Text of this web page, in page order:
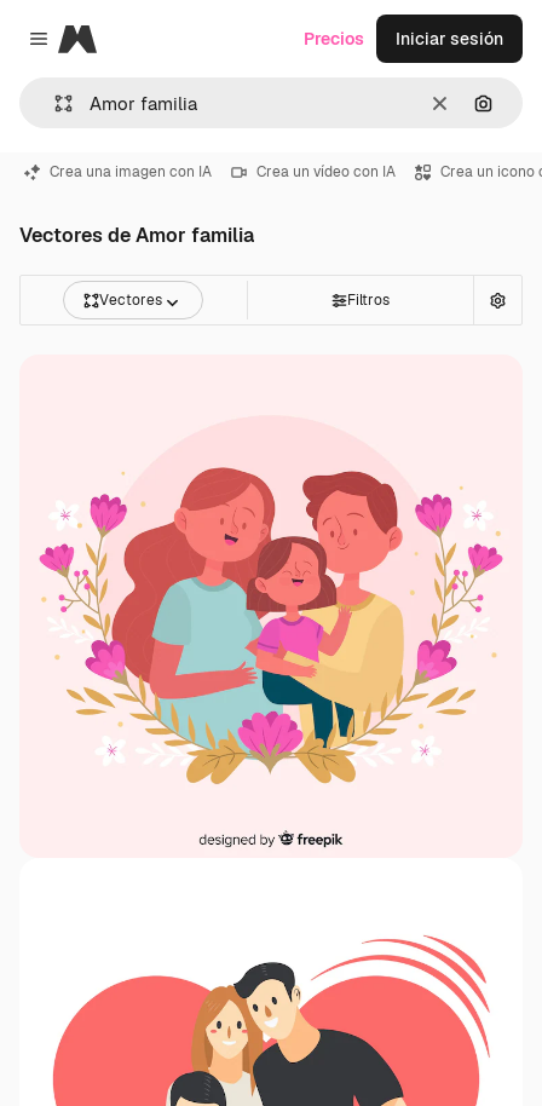
Close menu
Magnific
Borrar
Precios Iniciar sesión
Crea una imagen con IA Crea un vídeo con IA Crea un icono
Vectores de Amor familia
Vectores Filtros